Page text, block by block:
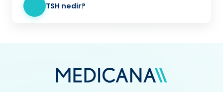
TSH nedir?